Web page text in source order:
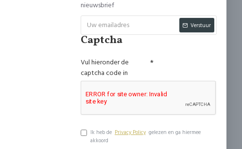
nieuwsbrief
Verstuur
Captcha
Vul hieronder de
captcha code in
Ik heb de Privacy Policy gelezen en ga hiermee
akkoord